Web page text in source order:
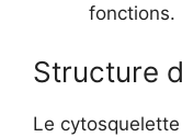
fonctions.
Structure
Le